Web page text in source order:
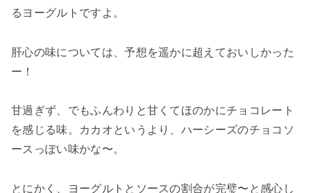
るヨーグルトですよ。
肝心の味については、予想を遥かに超えておいしかった
ー！
甘過ぎず、でもふんわりと甘くてほのかにチョコレート
を感じる味。カカオというより、ハーシーズのチョコソ
ースっぽい味かな〜。
とにかく、ヨーグルトとソースの割合が完璧〜と感心し